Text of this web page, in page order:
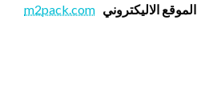
الموقع الاليكتروني m2pack.com